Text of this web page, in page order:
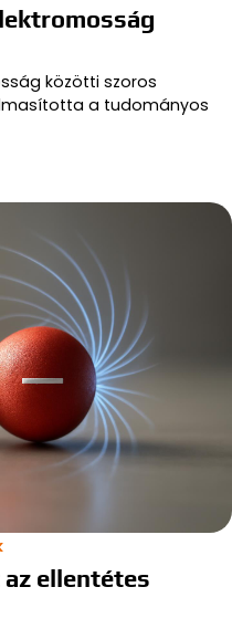
közötti szoros
a tudományos
ellentétes